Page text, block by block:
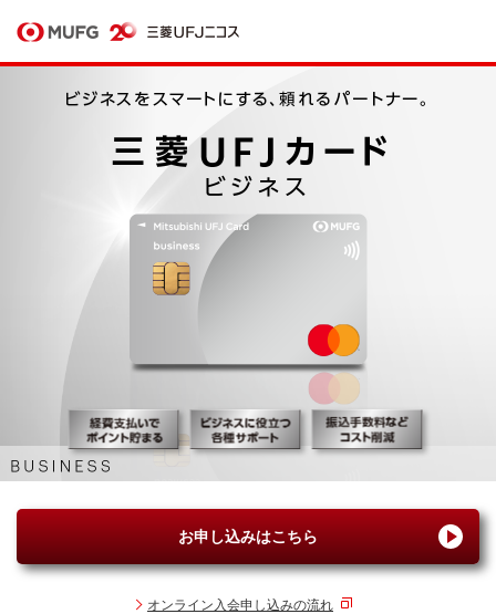
お申し込みはこちら
オンライン入会申し込みの流れ